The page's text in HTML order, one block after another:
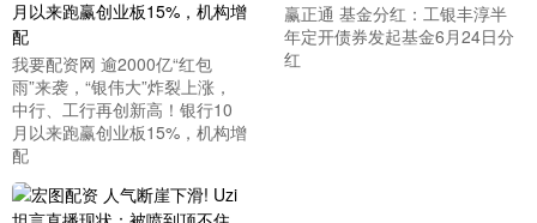
我要配资网 逾2000亿“红包
雨”来袭，“银伟大”炸裂上涨，
中行、工行再创新高！银行10
月以来跑赢创业板15%，机构增
配
赢正通 基金分红：工银丰淳半
年定开债券发起基金6月24日分
红